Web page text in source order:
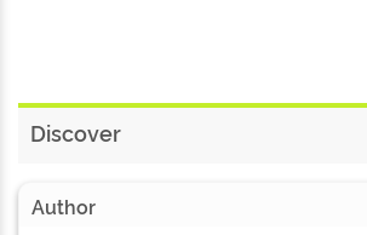
Discover
Author